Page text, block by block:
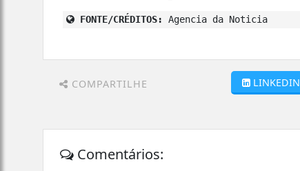
FONTE/CRÉDITOS: Agencia da Noticia
COMPARTILHE LINKEDIN
Comentários: